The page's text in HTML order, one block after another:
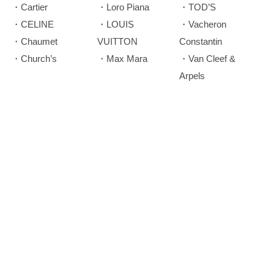
・Cartier
・CELINE
・Chaumet
・Church’s
・Loro Piana
・LOUIS
VUITTON
・Max Mara
・TOD’S
・Vacheron
Constantin
・Van Cleef &
Arpels